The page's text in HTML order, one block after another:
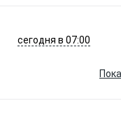
сегодня в 07:00